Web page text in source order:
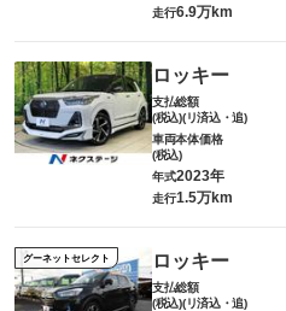
走行6.9万km
ロッキー
支払総額
(税込)(リ済込・追)
車両本体価格
(税込)
年式2023年
走行1.5万km
グーネットセレクト ロッキー
支払総額
(税込)(リ済込・追)